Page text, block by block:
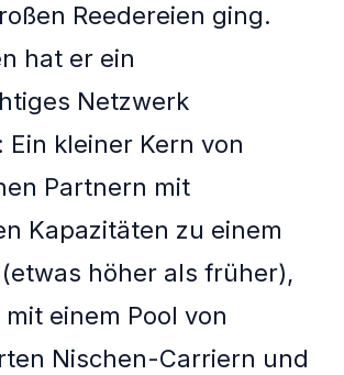
Reedereien ging.
hat er ein
Netzwerk
kleiner Kern von
Partnern mit
Kapazitäten zu einem
höher als früher),
einem Pool von
Nischen-Carriern und